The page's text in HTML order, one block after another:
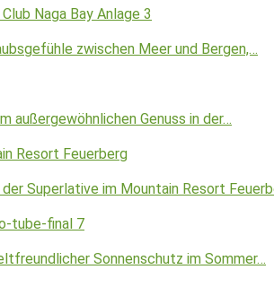
zwischen Meer und Bergen,…
außergewöhnlichen Genuss in der…
Superlative im Mountain Resort
Sonnenschutz im Sommer…